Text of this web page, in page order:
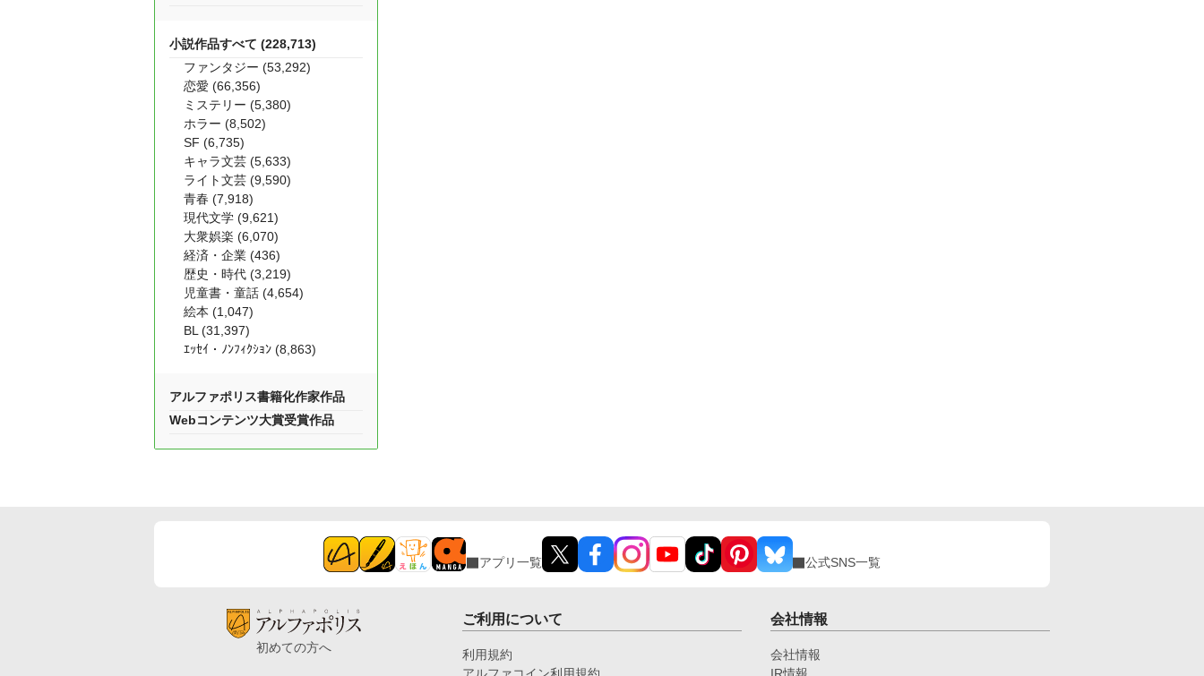
小説作品すべて (228,713)
ファンタジー (53,292)
恋愛 (66,356)
ミステリー (5,380)
ホラー (8,502)
SF (6,735)
キャラ文芸 (5,633)
ライト文芸 (9,590)
青春 (7,918)
現代文学 (9,621)
大衆娯楽 (6,070)
経済・企業 (436)
歴史・時代 (3,219)
児童書・童話 (4,654)
絵本 (1,047)
BL (31,397)
ｴｯｾｲ・ﾉﾝﾌｨｸｼｮﾝ (8,863)
アルファポリス書籍化作家作品
Webコンテンツ大賞受賞作品
アプリ一覧 公式SNS一覧
初めての方へ
ご利用について
利用規約
会社情報
会社情報